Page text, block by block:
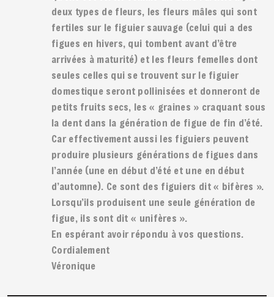
deux types de fleurs, les fleurs mâles qui sont
fertiles sur le figuier sauvage (celui qui a des
figues en hivers, qui tombent avant d’être
arrivées à maturité) et les fleurs femelles dont
seules celles qui se trouvent sur le figuier
domestique seront pollinisées et donneront de
petits fruits secs, les « graines » craquant sous
la dent dans la génération de figue de fin d’été.
Car effectivement aussi les figuiers peuvent
produire plusieurs générations de figues dans
l’année (une en début d’été et une en début
d’automne). Ce sont des figuiers dit « bifères ».
Lorsqu’ils produisent une seule génération de
figue, ils sont dit « unifères ».
En espérant avoir répondu à vos questions.
Cordialement
Véronique